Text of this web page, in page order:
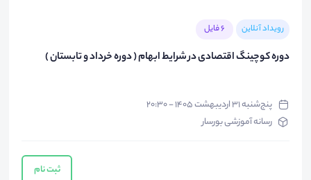
رویداد آنلاین 6 فایل
دوره کوچینگ اقتصادی در شرایط ابهام ( دوره خرداد و تابستان )
پنج‌شنبه ۳۱ اردیبهشت ۱۴۰۵ - ۲۰:۳۰
رسانه آموزشی بورسار
ثبت نام